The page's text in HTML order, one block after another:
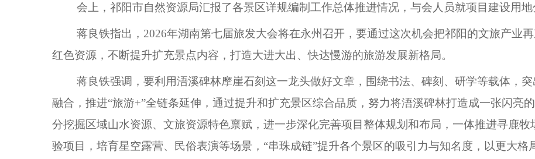
会上，祁阳市自然资源局汇报了各景区详规编制工作总体推进情况，与会人员就项目建设用地
蒋良铁指出，2026年湖南第七届旅发大会将在永州召开，要通过这次机会把祁阳的文旅产业
红色资源，不断提升扩充景点内容，打造大进大出、快达慢游的旅游发展新格局。
蒋良铁强调，要利用浯溪碑林摩崖石刻这一龙头做好文章，围绕书法、碑刻、研学等载体，
融合，推进“旅游+”全链条延伸，通过提升和扩充景区综合品质，努力将浯溪碑林打造成一张闪亮
分挖掘区域山水资源、文旅资源特色禀赋，进一步深化完善项目整体规划和布局，一体推进寻鹿牧
验项目，培育星空露营、民俗表演等场景，“串珠成链”提升各个景区的吸引力与知名度，以更大